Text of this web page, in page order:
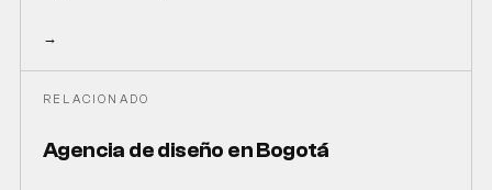
→
RELACIONADO
Agencia de diseño en Bogotá